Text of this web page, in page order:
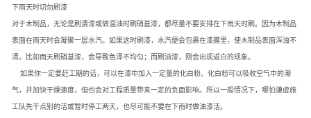
下雨天时切勿刷漆
对于木制品，无论是刷清漆或做混油时刷硝基漆，都尽量不要安排在下雨天时刷。因为木制品
表面在雨天时会凝聚一层水汽。如果这时刷漆，水汽便会包裹在漆膜里，使木制品表面浑浊不
清。比如雨天刷硝基漆，会导致色泽不均匀；而刷油漆，刚会出现返白的现象。
如果你一定要赶工期的话，可以在漆中加入一定量的化白粉。化白粉可以吸收空气中的潮
气，并加快干燥速度，但也会对工程质量带来一定的负面影响。所以一般情况下，哪怕谦虚施
工队先干点别的活或暂时停工两天，也尽可能不要在下雨时做油漆活。